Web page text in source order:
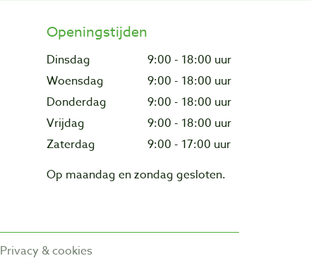
Openingstijden
Dinsdag
9:00 - 18:00 uur
Woensdag
9:00 - 18:00 uur
Donderdag
9:00 - 18:00 uur
Vrijdag
9:00 - 18:00 uur
Zaterdag
9:00 - 17:00 uur
Op maandag en zondag gesloten.
Privacy & cookies